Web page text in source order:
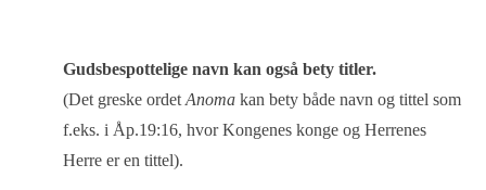
Gudsbespottelige navn kan også bety titler.
(Det greske ordet Anomakan bety både navn og tittel som
f.eks. i Åp.19:16, hvor Kongenes konge og Herrenes
Herre er en tittel).